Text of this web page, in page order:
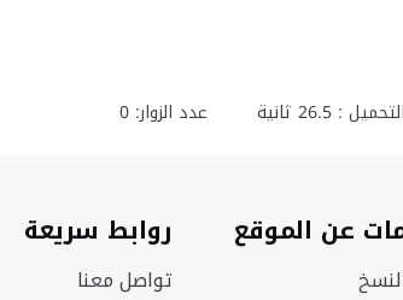
:
26.5 ثانية عدد الزوار: 0
عن الموقع روابط سريعة
تواصل معنا